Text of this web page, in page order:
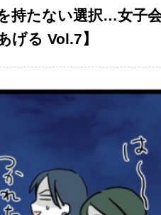
持たない選択…女子
げる Vol.7】